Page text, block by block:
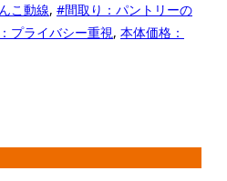
こ動線, #間取り：パントリーの
プライバシー重視, 本体価格：